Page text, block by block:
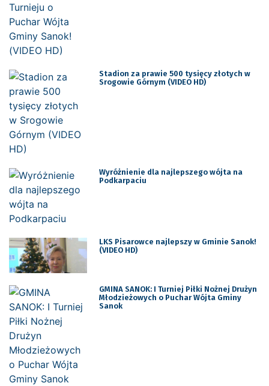
Stadion za prawie 500 tysięcy złotych w
Srogowie Górnym (VIDEO HD)
Wyróżnienie dla najlepszego wójta na
Podkarpaciu
LKS Pisarowce najlepszy w Gminie Sanok!
(VIDEO HD)
GMINA SANOK: I Turniej Piłki Nożnej Drużyn
Młodzieżowych o Puchar Wójta Gminy
Sanok